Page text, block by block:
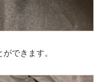
できます。